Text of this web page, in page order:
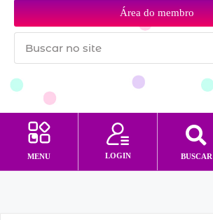
Área do membro
MENU LOGIN BUSCAR